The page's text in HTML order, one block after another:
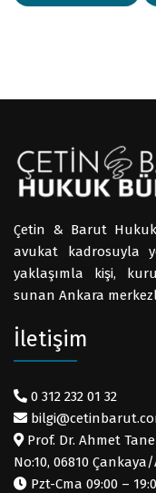
Çetin & Barut
avukat kadrosuyla
yaklaşımla kişi,
sunan Ankara
İletişim
0 312 232 01 32
Prof. Dr. Ahmet
No:10, 06810
Pzt-Cma 09:00 –